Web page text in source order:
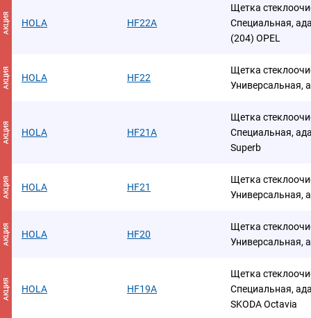
АКЦИЯ HOLA HF22A
Щетка
Специальная,
(204) OPEL
АКЦИЯ HOLA HF22
Щетка
Универсальная,
АКЦИЯ HOLA HF21A
Щетка
Специальная,
Superb
АКЦИЯ HOLA HF21
Щетка
Универсальная,
АКЦИЯ HOLA HF20
Щетка
Универсальная,
АКЦИЯ HOLA HF19A
Щетка
Специальная,
SKODA Octavia